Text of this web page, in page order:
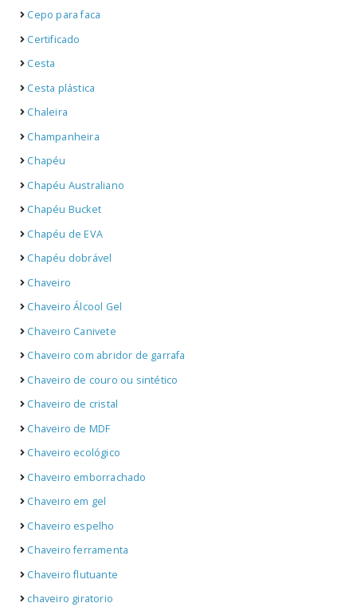
Cepo para faca
Certificado
Cesta
Cesta plástica
Chaleira
Champanheira
Chapéu
Chapéu Australiano
Chapéu Bucket
Chapéu de EVA
Chapéu dobrável
Chaveiro
Chaveiro Álcool Gel
Chaveiro Canivete
Chaveiro com abridor de garrafa
Chaveiro de couro ou sintético
Chaveiro de cristal
Chaveiro de MDF
Chaveiro ecológico
Chaveiro emborrachado
Chaveiro em gel
Chaveiro espelho
Chaveiro ferramenta
Chaveiro flutuante
chaveiro giratorio